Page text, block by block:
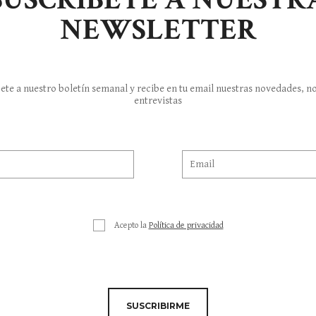
NEWSLETTER
a nuestro boletín semanal y recibe en tu email nuestras novedades,
entrevistas
Acepto la Política de privacidad
SUSCRIBIRME